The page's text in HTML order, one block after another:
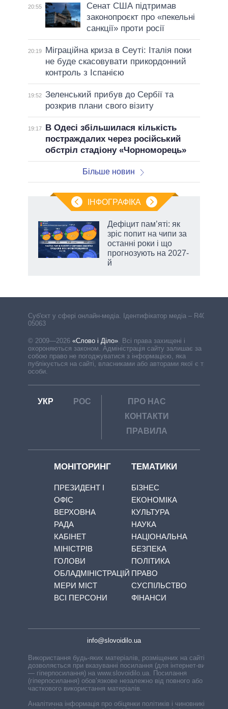
20:55
Сенат США підтримав
законопроєкт про «пекельні
санкції» проти росії
20:19
Міграційна криза в Сеуті: Італія поки
не буде скасовувати прикордонний
контроль з Іспанією
19:52 Зеленський прибув до Сербії та
розкрив плани свого візиту
19:17
В Одесі збільшилася кількість
постраждалих через російський
обстріл стадіону «Чорноморець»
Більше новин
ІНФОГРАФІКА
Дефіцит пам’яті: як
зріс попит на чипи за
останні роки і що
прогнозують на 2027-
й
Cуб'єкт у сфері онлайн-медіа. Ідентифікатор медіа – R40-
05063
© 2009—2026 «Слово і Діло»
Всі права захищені і
охороняються законом. Адміністрація сайту залишає за
собою право не погоджуватися з інформацією, яка
публікується на сайті, власниками або авторами якої є треті
особи.
УКР РОС
ПРО НАС
КОНТАКТИ
ПРАВИЛА
МОНІТОРИНГ
ПРЕЗИДЕНТ І
ОФІС
ВЕРХОВНА
РАДА
КАБІНЕТ
МІНІСТРІВ
ГОЛОВИ
ОБЛАДМІНІСТРАЦІЙ
МЕРИ МІСТ
ВСІ ПЕРСОНИ
ТЕМАТИКИ
БІЗНЕС
ЕКОНОМІКА
КУЛЬТУРА
НАУКА
НАЦІОНАЛЬНА
БЕЗПЕКА
ПОЛІТИКА
ПРАВО
СУСПІЛЬСТВО
ФІНАНСИ
info@slovoidilo.ua
Використання будь-яких матеріалів, розміщених на сайті,
дозволяється при вказуванні посилання (для інтернет-видань
— гіперпосилання) на www.slovoidilo.ua. Посилання
(гіперпосилання) обов’язкове незалежно від повного або
часткового використання матеріалів.
Аналітична інформація про обіцянки політиків і чиновників,